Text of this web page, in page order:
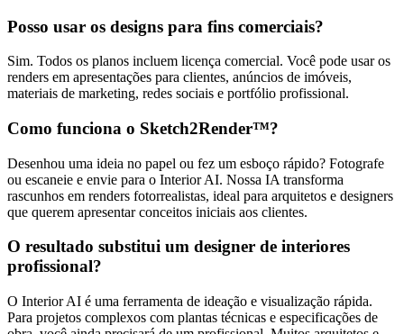
Posso usar os designs para fins comerciais?
Sim. Todos os planos incluem licença comercial. Você pode usar os
renders em apresentações para clientes, anúncios de imóveis,
materiais de marketing, redes sociais e portfólio profissional.
Como funciona o Sketch2Render™?
Desenhou uma ideia no papel ou fez um esboço rápido? Fotografe
ou escaneie e envie para o Interior AI. Nossa IA transforma
rascunhos em renders fotorrealistas, ideal para arquitetos e designers
que querem apresentar conceitos iniciais aos clientes.
O resultado substitui um designer de interiores
profissional?
O Interior AI é uma ferramenta de ideação e visualização rápida.
Para projetos complexos com plantas técnicas e especificações de